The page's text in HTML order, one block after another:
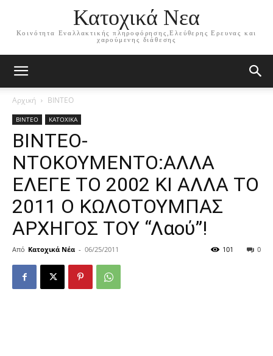
Κατοχικά Νεα
Κοινότητα Εναλλακτικής πληροφόρησης,Ελεύθερης Ερευνας και
χαρούμενης διάθεσης
Αρχική ΒΙΝΤΕΟ
ΒΙΝΤΕΟ ΚΑΤΟΧΙΚΑ
ΒΙΝΤΕΟ-
ΝΤΟΚΟΥΜΕΝΤΟ:ΑΛΛΑ
ΕΛΕΓΕ ΤΟ 2002 ΚΙ ΑΛΛΑ ΤΟ
2011 Ο ΚΩΛΟΤΟΥΜΠΑΣ
ΑΡΧΗΓΟΣ ΤΟΥ “Λαού”!
Από Κατοχικά Νέα - 06/25/2011 0
101